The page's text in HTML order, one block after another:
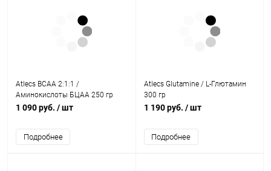
Atlecs BCAA 2:1:1 /
Аминокислоты БЦАА 250 гр
1 090 руб. / шт
Подробнее
Atlecs Glutamine / L-Глютамин
300 гр
1 190 руб. / шт
Подробнее